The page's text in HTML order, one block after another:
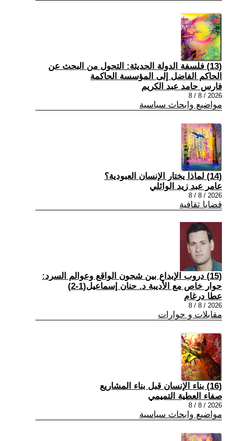
(13) فلسفة الدولة الحديثة: التحول من البحث عن
الحاكم الفاضل إلى المؤسسة الحاكمة
فارس حامد عبد الكريم
2026 / 8 / 8
مواضيع وابحاث سياسية
(14) لماذا يختار الإنسان العبودية؟
عامر عبد زيد الوائلي
2026 / 8 / 8
قضايا ثقافية
(15) دروب الإبداع بين شجون الواقع وعوالم السرد:
حوار خاص مع الأديبة د. حنان إسماعيل(1-2)
عطا درغام
2026 / 8 / 8
مقابلات و حوارات
(16) بناء الإنسان قبل بناء المشاريع
صفاء العطية التميمي
2026 / 8 / 8
مواضيع وابحاث سياسية